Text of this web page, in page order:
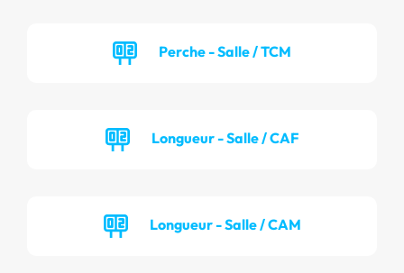
Perche - Salle / TCM
Longueur - Salle / CAF
Longueur - Salle / CAM